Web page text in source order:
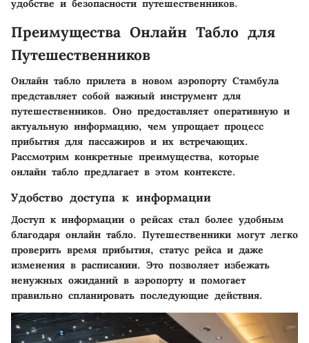
удобстве и безопасности путешественников.
Преимущества Онлайн Табло для
Путешественников
Онлайн табло прилета в новом аэропорту Стамбула
представляет собой важный инструмент для
путешественников. Оно предоставляет оперативную и
актуальную информацию, чем упрощает процесс
прибытия для пассажиров и их встречающих.
Рассмотрим конкретные преимущества, которые
онлайн табло предлагает в этом контексте.
Удобство доступа к информации
Доступ к информации о рейсах стал более удобным
благодаря онлайн табло. Путешественники могут легко
проверить время прибытия, статус рейса и даже
изменения в расписании. Это позволяет избежать
ненужных ожиданий в аэропорту и помогает
правильно спланировать последующие действия.